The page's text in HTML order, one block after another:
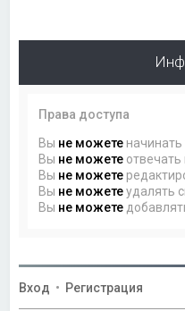
Права доступа
Вы не можете
Вы не можете
Вы не можете
Вы не можетеудалять
Вы не можете
Вход • Регистрация